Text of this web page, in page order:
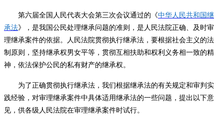
第六届全国人民代表大会第三次会议通过的《中华人民共和国继
承法》，是我国公民处理继承问题的准则，是人民法院正确、及时审
理继承案件的依据。人民法院贯彻执行继承法，要根据社会主义的法
制原则，坚持继承权男女平等，贯彻互相扶助和权利义务相一致的精
神，依法保护公民的私有财产的继承权。
为了正确贯彻执行继承法，我们根据继承法的有关规定和审判实
践经验，对审理继承案件中具体适用继承法的一些问题，提出以下意
见，供各级人民法院在审理继承案件时试行。